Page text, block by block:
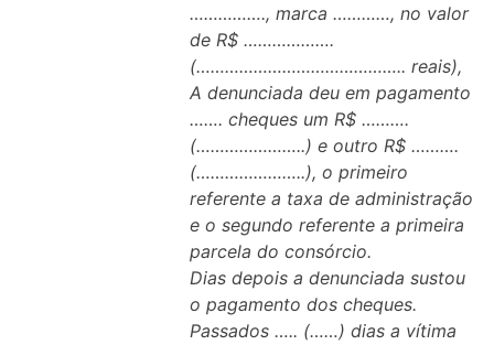
……………., marca …………, no valor
de R$ ……………….
(…………………………………….. reais),
A denunciada deu em pagamento
……. cheques um R$ ……….
(…………………..) e outro R$ ……….
(…………………..), o primeiro
referente a taxa de administração
e o segundo referente a primeira
parcela do consórcio.
Dias depois a denunciada sustou
o pagamento dos cheques.
Passados ….. (……) dias a vítima